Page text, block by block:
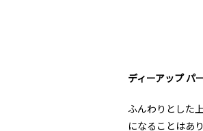
ディーアップ パ
ふんわりとした
になることはあ